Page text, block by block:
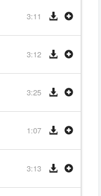
3:11
3:12
3:25
1:07
3:13